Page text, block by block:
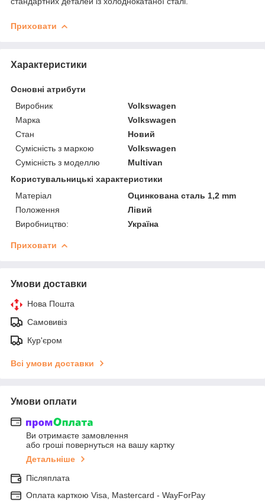
Приховати
Характеристики
Основні атрибути
Виробник
Volkswagen
Марка
Volkswagen
Стан
Новий
Сумісність з маркою
Volkswagen
Сумісність з моделлю
Multivan
Користувальницькі характеристики
Матеріал
Оцинкована сталь 1,2 mm
Положення
Лівий
Виробництво:
Україна
Приховати
Умови доставки
Нова Пошта
Самовивіз
Кур'єром
Всі умови доставки
Умови оплати
Ви отримаєте замовлення
або гроші повернуться на вашу картку
Детальніше
Післяплата
Оплата карткою Visa, Mastercard - WayForPay